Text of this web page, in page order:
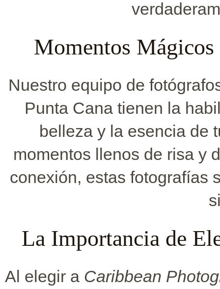
Momentos Mágicos
Nuestro equipo de
Punta Cana tienen la
belleza y la esencia de
momentos llenos de risa y
conexión, estas fotografías
La Importancia de
Al elegir a Caribbean